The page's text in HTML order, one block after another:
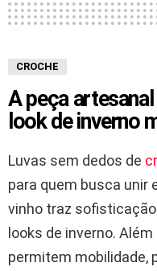
CROCHE
A peça
look de inverno
Luvas sem dedos de
para quem busca unir
vinho traz
looks de inverno.
permitem mobilidade,